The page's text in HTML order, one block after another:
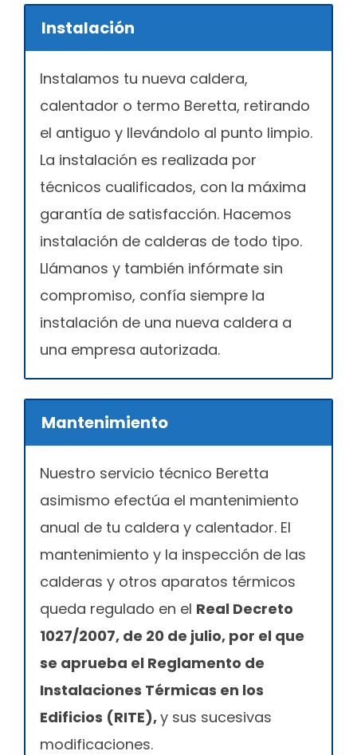
Instalación
Instalamos tu nueva caldera,
calentador o termo Beretta, retirando
el antiguo y llevándolo al punto limpio.
La instalación es realizada por
técnicos cualificados, con la máxima
garantía de satisfacción. Hacemos
instalación de calderas de todo tipo.
Llámanos y también infórmate sin
compromiso, confía siempre la
instalación de una nueva caldera a
una empresa autorizada.
Mantenimiento
Nuestro servicio técnico Beretta
asimismo efectúa el mantenimiento
anual de tu caldera y calentador. El
mantenimiento y la inspección de las
calderas y otros aparatos térmicos
queda regulado en el Real Decreto
1027/2007, de 20 de julio, por el que
se aprueba el Reglamento de
Instalaciones Térmicas en los
Edificios (RITE),y sus sucesivas
modificaciones.